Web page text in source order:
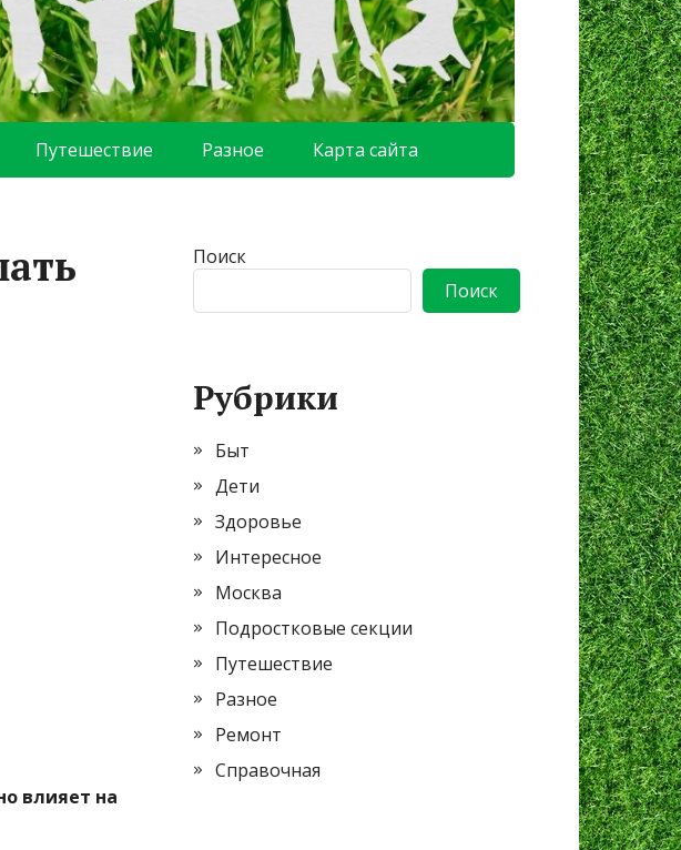
Путешествие Разное Карта сайта
влияет на
Поиск
Поиск
Рубрики
Быт
Дети
Здоровье
Интересное
Москва
Подростковые секции
Путешествие
Разное
Ремонт
Справочная